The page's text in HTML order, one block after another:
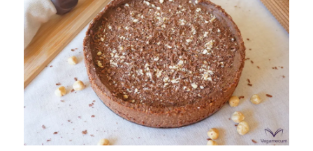
Primeros para
brillar